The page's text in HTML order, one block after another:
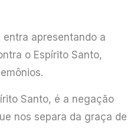
entra apresentando a
o Espírito Santo,
Santo, é a negação
nos separa da graça de